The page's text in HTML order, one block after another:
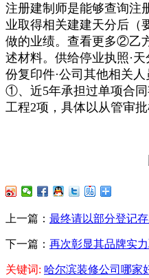
注册建制师是能够查询注
业取得相关建建天分后（
做的业绩。查看更多②乙
述材料。供给停业执照·
份复印件·公司其他相关
①、近5年承担过单项合同
工程2项，具体以从管审
上一篇： 最终请以部分登记
下一篇： 再次彰显其品牌实
关键词: 哈尔滨装修公司哪家